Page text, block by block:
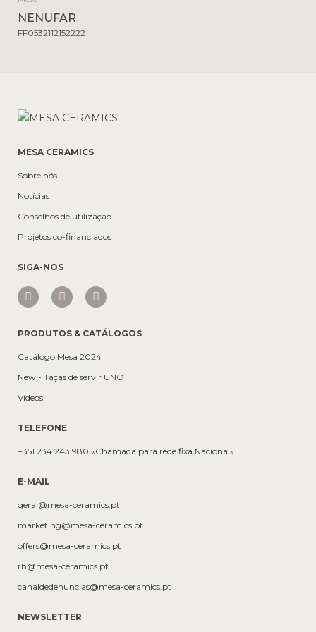
NENUFAR
FF0532112152222
MESA CERAMICS
Sobre nós
Notícias
Conselhos de utilização
Projetos co-financiados
SIGA-NOS
PRODUTOS & CATÁLOGOS
Catálogo Mesa 2024
New - Taças de servir UNO
Vídeos
TELEFONE
+351 234 243 980 «Chamada para rede fixa Nacional»
E-MAIL
geral@mesa-ceramics.pt
marketing@mesa-ceramics.pt
offers@mesa-ceramics.pt
rh@mesa-ceramics.pt
canaldedenuncias@mesa-ceramics.pt
NEWSLETTER